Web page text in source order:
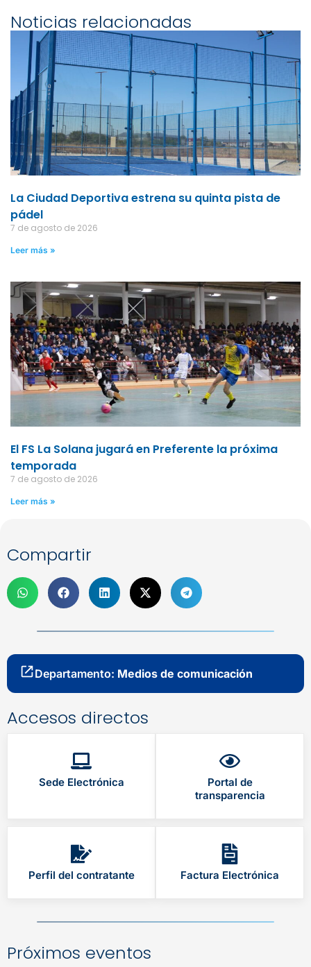
Noticias relacionadas
La Ciudad Deportiva estrena su quinta pista de
pádel
7 de agosto de 2026
Leer más »
El FS La Solana jugará en Preferente la próxima
temporada
7 de agosto de 2026
Leer más »
Compartir
Departamento: Medios de comunicación
Accesos directos
Sede Electrónica
Portal de
transparencia
Perfil del contratante Factura Electrónica
Próximos eventos